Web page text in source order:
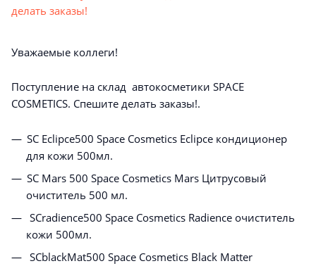
Уважаемые коллеги!
Поступление на склад автокосметики SPACE
COSMETICS. Спешите делать заказы!.
SC Eclipce500 Space Cosmetics Eclipce кондиционер
для кожи 500мл.
SC Mars 500 Space Cosmetics Mars Цитрусовый
очиститель 500 мл.
SCradience500 Space Cosmetics Radience очиститель
кожи 500мл.
SCblackMat500 Space Cosmetics Black Matter